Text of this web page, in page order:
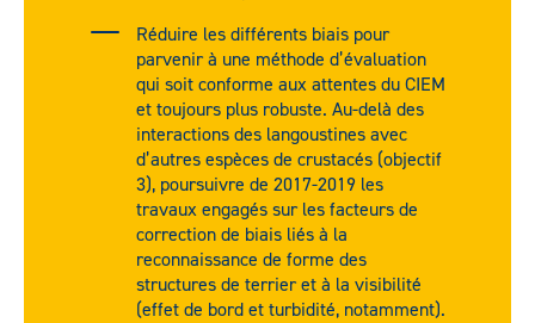
Réduire les différents biais pour
parvenir à une méthode d’évaluation
qui soit conforme aux attentes du CIEM
et toujours plus robuste. Au-delà des
interactions des langoustines avec
d’autres espèces de crustacés (objectif
3), poursuivre de 2017-2019 les
travaux engagés sur les facteurs de
correction de biais liés à la
reconnaissance de forme des
structures de terrier et à la visibilité
(effet de bord et turbidité, notamment).